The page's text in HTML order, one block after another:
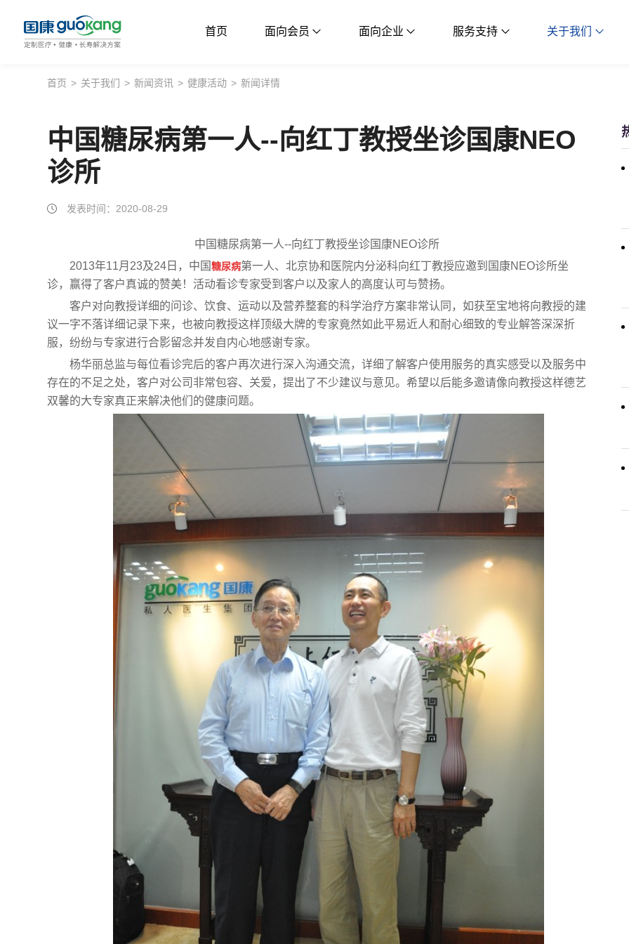
首页 面向会员 面向企业 服务支持 关于我们
面向企业
服务支持
关于我们
首页 > 关于我们 > 新闻资讯 > 健康活动 > 新闻详情
中国糖尿病第一人--向红丁教授坐诊国康NEO
诊所
发表时间：2020-08-29
中国糖尿病第一人--向红丁教授坐诊国康NEO诊所
2013年11月23及24日，中国糖尿病第一人、北京协和医院内分泌科向红丁教授应邀到国康NEO诊所坐
诊，赢得了客户真诚的赞美！活动看诊专家受到客户以及家人的高度认可与赞扬。
客户对向教授详细的问诊、饮食、运动以及营养整套的科学治疗方案非常认同，如获至宝地将向教授的建
议一字不落详细记录下来，也被向教授这样顶级大牌的专家竟然如此平易近人和耐心细致的专业解答深深折
服，纷纷与专家进行合影留念并发自内心地感谢专家。
杨华丽总监与每位看诊完后的客户再次进行深入沟通交流，详细了解客户使用服务的真实感受以及服务中
存在的不足之处，客户对公司非常包容、关爱，提出了不少建议与意见。希望以后能多邀请像向教授这样德艺
双馨的大专家真正来解决他们的健康问题。